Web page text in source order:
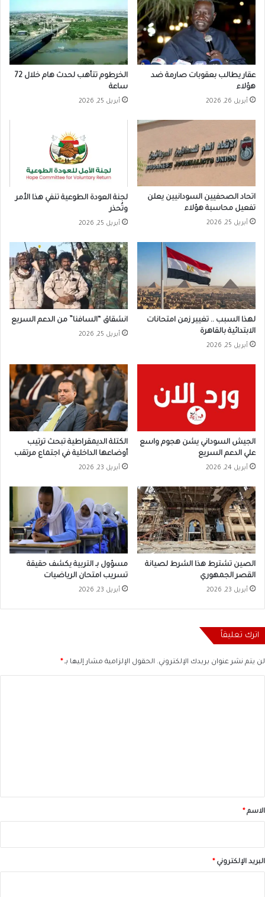
عقار يطالب بعقوبات صارمة ضد
هؤلاء
أبريل 26, 2026
الخرطوم تتأهب لحدث هام خلال 72
ساعة
أبريل 25, 2026
اتحاد الصحفيين السودانيين يعلن
تفعيل محاسبة هؤلاء
أبريل 25, 2026
لجنة العودة الطوعية تنفي هذا الأمر
وتُحذر
أبريل 25, 2026
لهذا السبب .. تغيير زمن امتحانات
الابتدائية بالقاهرة
أبريل 25, 2026
انشقاق “السافنا” من الدعم السريع
أبريل 25, 2026
الجيش السوداني يشن هجوم واسع
علي الدعم السريع
أبريل 24, 2026
الكتلة الديمقراطية تبحث ترتيب
أوضاعها الداخلية في اجتماع مرتقب
أبريل 23, 2026
الصين تشترط هذا الشرط لصيانة
القصر الجمهوري
أبريل 23, 2026
مسؤول بـ التربية يكشف حقيقة
تسريب امتحان الرياضيات
أبريل 23, 2026
اترك تعليقاً
لن يتم نشر عنوان بريدك الإلكتروني. الحقول الإلزامية مشار إليها بـ*
*الاسم*
البريد الإلكتروني*